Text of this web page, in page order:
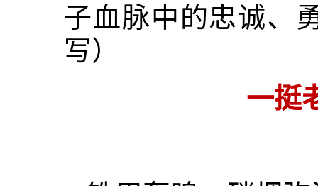
子血脉中的忠诚、
写）
一挺